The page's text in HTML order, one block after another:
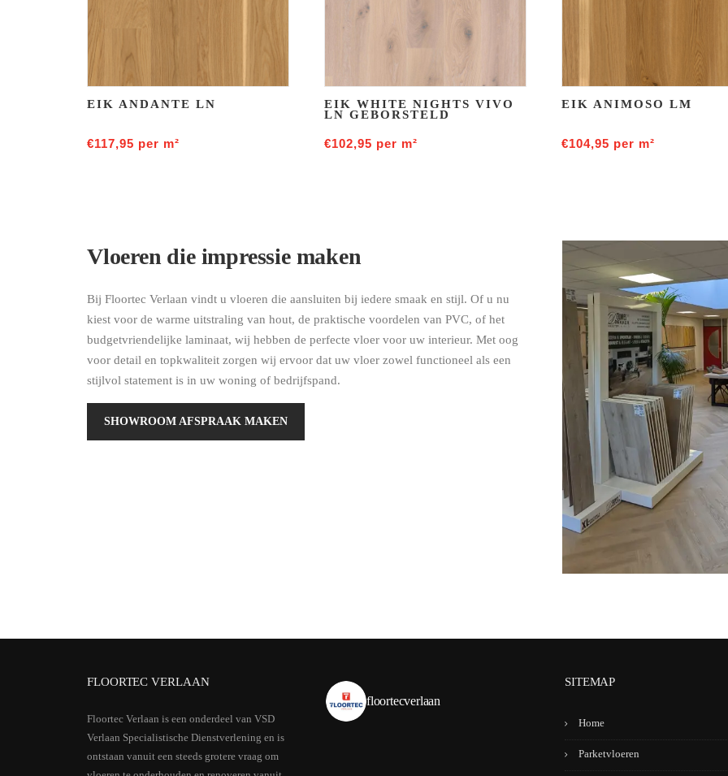
EIK ANDANTE LN
€117,95 per m²
EIK WHITE NIGHTS VIVO
LN GEBORSTELD
€102,95 per m²
EIK ANIMOSO LM
€104,95 per m²
Vloeren die impressie maken
Bij Floortec Verlaan vindt u vloeren die aansluiten bij iedere smaak en stijl. Of u nu
kiest voor de warme uitstraling van hout, de praktische voordelen van PVC, of het
budgetvriendelijke laminaat, wij hebben de perfecte vloer voor uw interieur. Met oog
voor detail en topkwaliteit zorgen wij ervoor dat uw vloer zowel functioneel als een
stijlvol statement is in uw woning of bedrijfspand.
SHOWROOM AFSPRAAK MAKEN
FLOORTEC VERLAAN
Floortec Verlaan is een onderdeel van VSD
Verlaan Specialistische Dienstverlening en is
ontstaan vanuit een steeds grotere vraag om
floortecverlaan
SITEMAP
Home
Parketvloeren